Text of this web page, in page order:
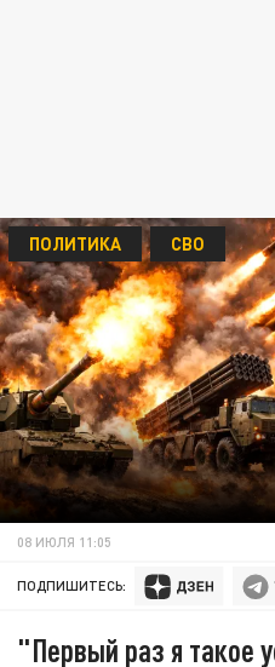
ПОЛИТИКА СВО
08 ИЮЛЯ 11:05
ПОДПИШИТЕСЬ:
"Первый раз я такое